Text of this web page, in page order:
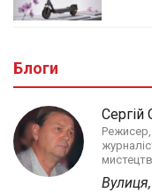
Блоги
Сергій